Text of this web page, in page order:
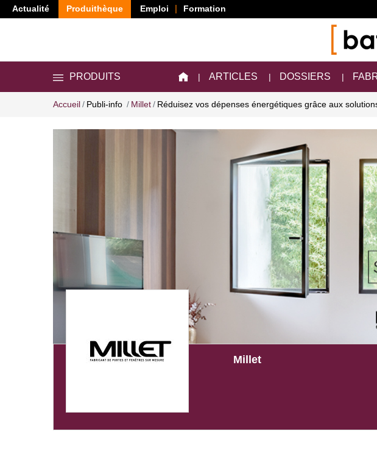
Actualité Produithèque Emploi Formation
PRODUITS ARTICLES DOSSIERS
Accueil Publi-info Millet Réduisez vos dépenses énergétiques grâce aux
Millet